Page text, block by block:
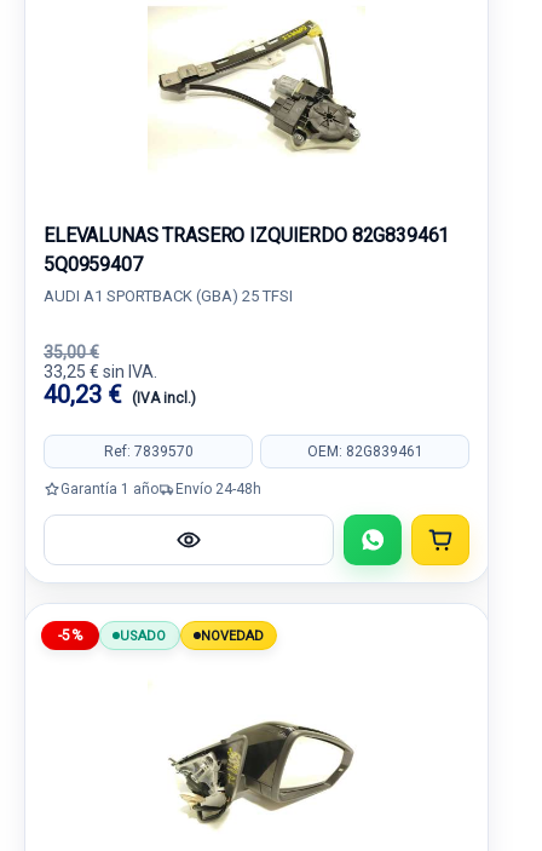
ELEVALUNAS TRASERO IZQUIERDO 82G839461
5Q0959407
AUDI A1 SPORTBACK (GBA) 25 TFSI
35,00 €
33,25 € sin IVA.
40,23 € (IVA incl.)
Ref: 7839570 OEM: 82G839461
Garantía 1 año Envío 24-48h
-5% USADO NOVEDAD